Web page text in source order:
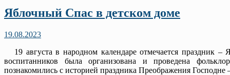
Яблочный Спас в детском доме
19.08.2023
19 августа в народном календаре отмечается праздник
воспитанников была организована и проведена
познакомились с историей праздника Преображения